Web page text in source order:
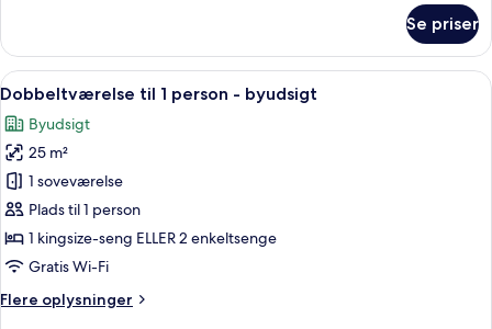
-
byudsigt
Se priser
Indlæs
alle
billeder
af
Dobbeltværelse
til
1
person
byudsigt
Et moderne hotelværelse med en
5
Dobbeltværelse til 1 person - byudsigt
Byudsigt
25 m²
1 soveværelse
Plads til 1 person
1 kingsize-seng ELLER 2 enkeltsenge
Gratis Wi-Fi
Flere oplysninger
Flere